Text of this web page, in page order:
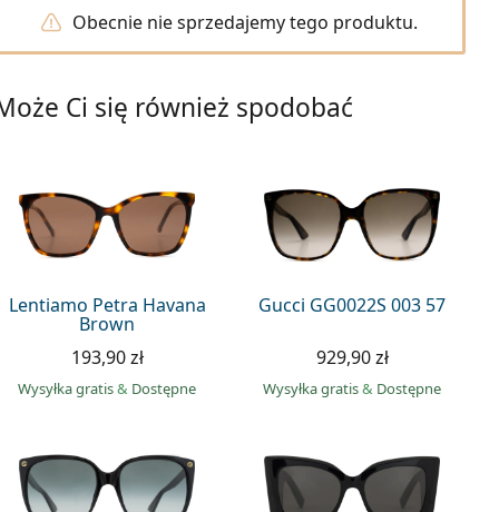
Obecnie nie sprzedajemy tego produktu.
Ci się również spodobać
Lentiamo Petra Havana
Brown
193,90 zł
Wysyłka gratis& Dostępne
Gucci GG0022S 003 57
929,90 zł
Wysyłka gratis& Dostępne